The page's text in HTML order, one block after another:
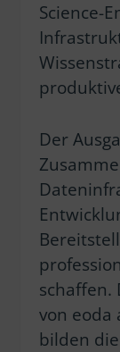
Science-
Der
schaffen.
von eoda
bilden